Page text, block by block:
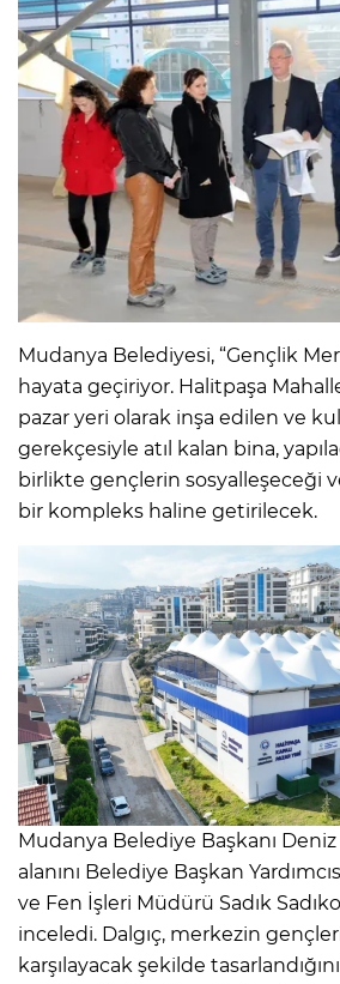
Mudanya Belediyesi, “Gençlik
hayata geçiriyor. Halitpaşa
pazar yeri olarak inşa edilen ve
gerekçesiyle atıl kalan bina,
birlikte gençlerin sosyalleşeceği
bir kompleks haline getirilecek.
Mudanya Belediye Başkanı Deniz
alanını Belediye Başkan
ve Fen İşleri Müdürü Sadık
inceledi. Dalgıç, merkezin
karşılayacak şekilde